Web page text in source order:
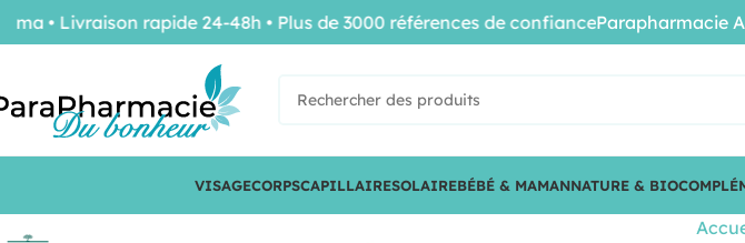
VISAGECORPSCAPILLAIRESOLAIREBÉBÉ & MAMANNATURE & BIO
Livraison rapide 24-48h • Plus de 3000 références de confianceParapharmacie